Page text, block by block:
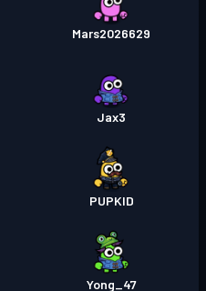
Mars2026629
Jax3
PUPKID
Yong_47